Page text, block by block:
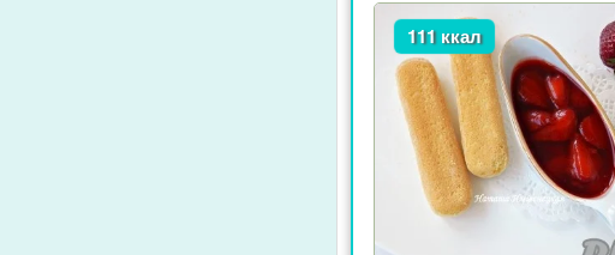
111 ккал